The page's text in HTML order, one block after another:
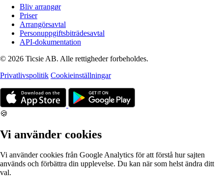
Bliv arrangør
Priser
Arrangörsavtal
Personuppgiftsbiträdesavtal
API-dokumentation
© 2026 Ticsie AB. Alle rettigheder forbeholdes.
Privatlivspolitik Cookieinställningar
🍪
Vi använder cookies
Vi använder cookies från Google Analytics för att förstå hur sajten
används och förbättra din upplevelse. Du kan när som helst ändra ditt
val.